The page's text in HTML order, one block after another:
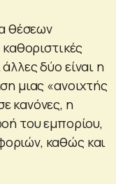
θέσεων
καθοριστικές
δύο είναι η
μιας «ανοιχτής
κανόνες, η
του εμπορίου,
καθώς και